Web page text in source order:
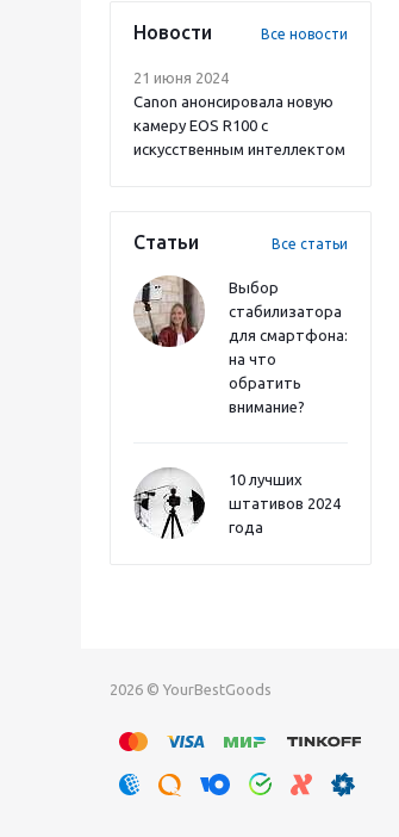
Новости Все новости
21 июня 2024
Canon анонсировала новую
камеру EOS R100 с
искусственным интеллектом
Статьи Все статьи
Выбор
стабилизатора
для смартфона:
на что
обратить
внимание?
10 лучших
штативов 2024
года
2026 © YourBestGoods